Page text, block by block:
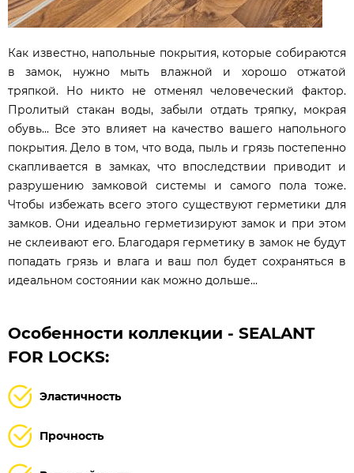
Как известно, напольные покрытия, которые собираются
в замок, нужно мыть влажной и хорошо отжатой
тряпкой. Но никто не отменял человеческий фактор.
Пролитый стакан воды, забыли отдать тряпку, мокрая
обувь... Все это влияет на качество вашего напольного
покрытия. Дело в том, что вода, пыль и грязь постепенно
скапливается в замках, что впоследствии приводит и
разрушению замковой системы и самого пола тоже.
Чтобы избежать всего этого существуют герметики для
замков. Они идеально герметизируют замок и при этом
не склеивают его. Благодаря герметику в замок не будут
попадать грязь и влага и ваш пол будет сохраняться в
идеальном состоянии как можно дольше...
Особенности коллекции - SEALANT
FOR LOCKS:
Эластичность
Прочность